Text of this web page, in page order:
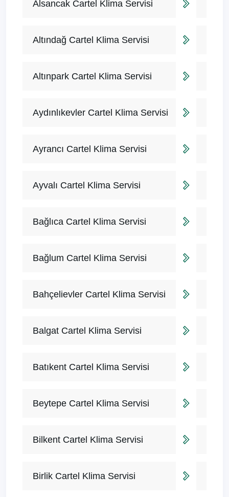
Alsancak Cartel Klima Servisi
Altındağ Cartel Klima Servisi
Altınpark Cartel Klima Servisi
Aydınlıkevler Cartel Klima Servisi
Ayrancı Cartel Klima Servisi
Ayvalı Cartel Klima Servisi
Bağlıca Cartel Klima Servisi
Bağlum Cartel Klima Servisi
Bahçelievler Cartel Klima Servisi
Balgat Cartel Klima Servisi
Batıkent Cartel Klima Servisi
Beytepe Cartel Klima Servisi
Bilkent Cartel Klima Servisi
Birlik Cartel Klima Servisi